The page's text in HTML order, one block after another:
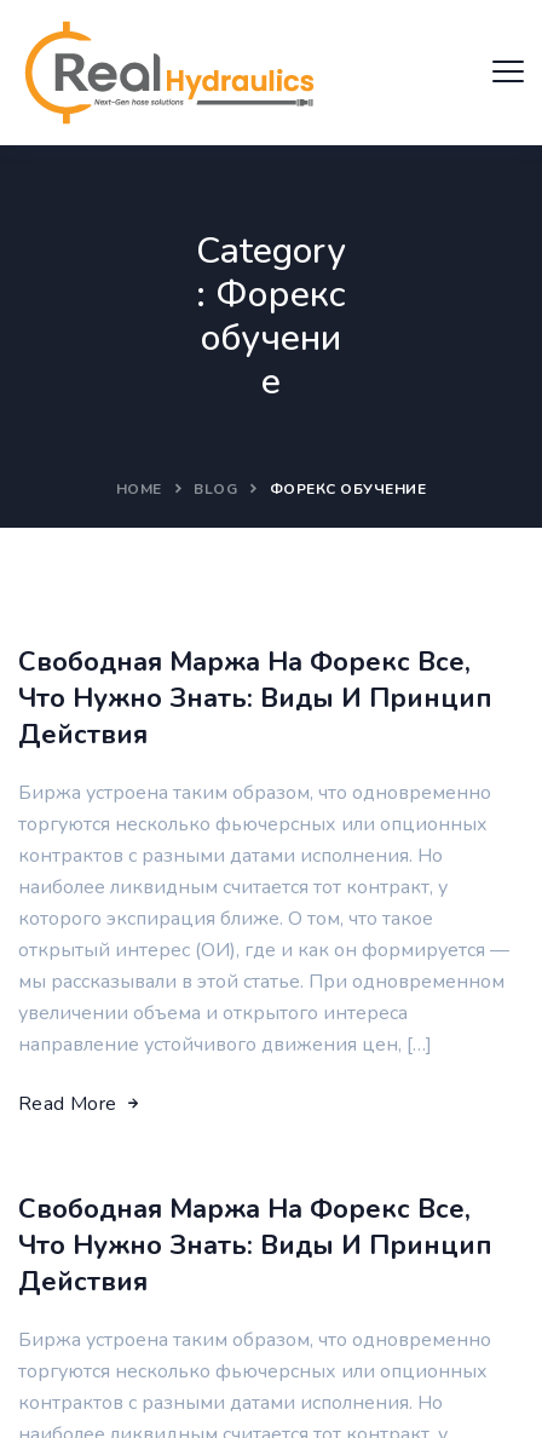
Category
: Форекс
обучени
е
HOME BLOG ФОРЕКС ОБУЧЕНИЕ
Свободная Маржа На Форекс Все,
Что Нужно Знать: Виды И Принцип
Действия
Биржа устроена таким образом, что одновременно
торгуются несколько фьючерсных или опционных
контрактов с разными датами исполнения. Но
наиболее ликвидным считается тот контракт, у
которого экспирация ближе. О том, что такое
открытый интерес (ОИ), где и как он формируется —
мы рассказывали в этой статье. При одновременном
увеличении объема и открытого интереса
направление устойчивого движения цен, […]
Read More
Свободная Маржа На Форекс Все,
Что Нужно Знать: Виды И Принцип
Действия
Биржа устроена таким образом, что одновременно
торгуются несколько фьючерсных или опционных
контрактов с разными датами исполнения. Но